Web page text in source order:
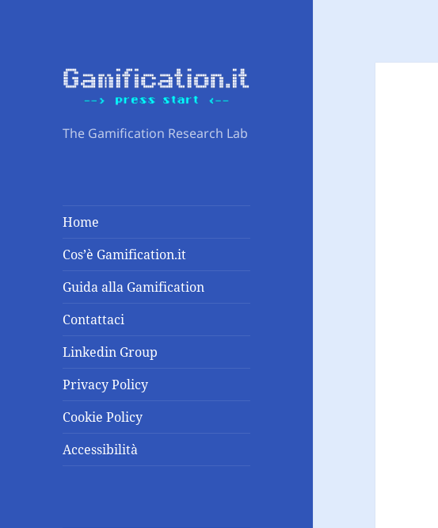
The Gamification Research Lab
Home
Cos’è Gamification.it
Guida alla Gamification
Contattaci
Linkedin Group
Privacy Policy
Cookie Policy
Accessibilità